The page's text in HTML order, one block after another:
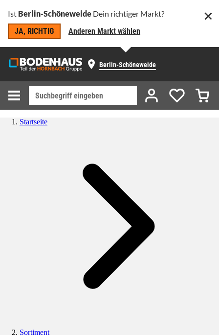
Ist Berlin-Schöneweide Dein richtiger Markt?
JA, RICHTIG
Anderen Markt wählen
Berlin-Schöneweide
Startseite
Sortiment